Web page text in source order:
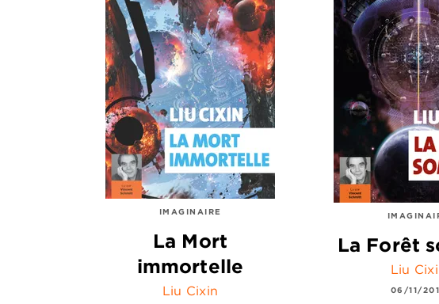
IMAGINAIRE
La Mort
immortelle
Liu Cixin
La Forêt
Liu
06/11/